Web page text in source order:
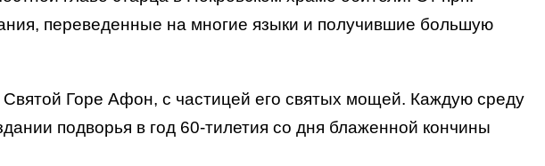
переведенные на многие языки и получившие большую
Горе Афон, с частицей его святых мощей. Каждую среду
подворья в год 60-тилетия со дня блаженной кончины